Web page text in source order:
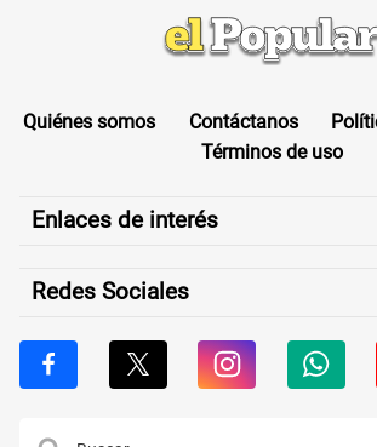
Quiénes somos Contáctanos
Términos de uso
Enlaces de interés
Redes Sociales